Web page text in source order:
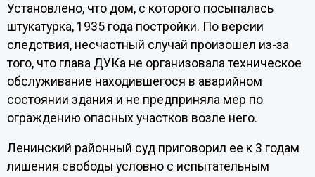
Установлено, что дом, с которого посыпалась
штукатурка, 1935 года постройки. По версии
следствия, несчастный случай произошел из-за
того, что глава ДУКа не организовала техническое
обслуживание находившегося в аварийном
состоянии здания и не предприняла мер по
ограждению опасных участков возле него.
Ленинский районный суд приговорил ее к 3 годам
лишения свободы условно с испытательным